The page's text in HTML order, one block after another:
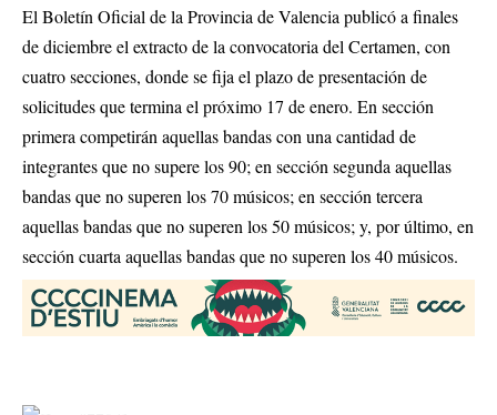
El Boletín Oficial de la Provincia de Valencia publicó a finales
de diciembre el extracto de la convocatoria del Certamen, con
cuatro secciones, donde se fija el plazo de presentación de
solicitudes que termina el próximo 17 de enero. En sección
primera competirán aquellas bandas con una cantidad de
integrantes que no supere los 90; en sección segunda aquellas
bandas que no superen los 70 músicos; en sección tercera
aquellas bandas que no superen los 50 músicos; y, por último, en
sección cuarta aquellas bandas que no superen los 40 músicos.